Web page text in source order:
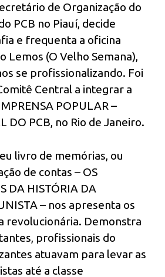
de Organização do
PCB no Piauí, decide
e frequenta a oficina
Lemos (O Velho Semana),
se profissionalizando. Foi
Central a integrar a
POPULAR –
DO PCB, no Rio de Janeiro.
livro de memórias, ou
de contas – OS
DA HISTÓRIA DA
– nos apresenta os
revolucionária. Demonstra
profissionais do
atuavam para levar as
até a classe